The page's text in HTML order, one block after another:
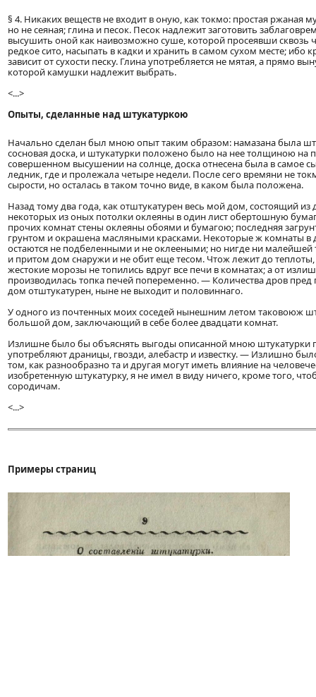
§ 4. Никаких веществ не входит в оную, как токмо: простая ржаная
но не сеяная; глина и песок. Песок надлежит заготовить
высушить оной как наивозможно суше, которой просеявши сквозь
редкое сито, насыпать в кадки и хранить в самом сухом месте; ибо
зависит от сухости песку. Глина употребляется не мятая, а прямо
которой камушки надлежит выбрать.
<...>
Опыты, сделанные над штукатуркою
Начально сделан был мною опыт таким образом: намазана была
сосновая доска, и штукатурки положено было на нее толщиною на
совершенном высушении на солнце, доска отнесена была в самое
ледник, где и пролежала четыре недели. После сего времяни не
сырости, но осталась в таком точно виде, в каком была положена.
Назад тому два года, как отштукатурен весь мой дом, состоящий из
некоторых из оных потолки оклеяны в один лист обертошную
прочих комнат стены оклеяны обоями и бумагою; последняя
грунтом и окрашена масляными красками. Некоторые ж комнаты в
остаются не подбеленными и не оклееными; но нигде ни малейшей
и притом дом снаружи и не обит еще тесом. Чтож лежит до
жестокие морозы не топились вдруг все печи в комнатах; а от
производилась топка печей попеременно. — Количества дров
дом отштукатурен, ныне не выходит и половиннаго.
У одного из почтенных моих соседей нынешним летом таковоюж
большой дом, заключающий в себе более двадцати комнат.
Излишне было бы объяснять выгоды описанной мною штукатурки
употребляют драницы, гвозди, алебастр и известку. — Излишно
том, как разнообразно та и другая могут иметь влияние на
изобретенную штукатурку, я не имел в виду ничего, кроме того,
сородичам.
<...>
Примеры страниц